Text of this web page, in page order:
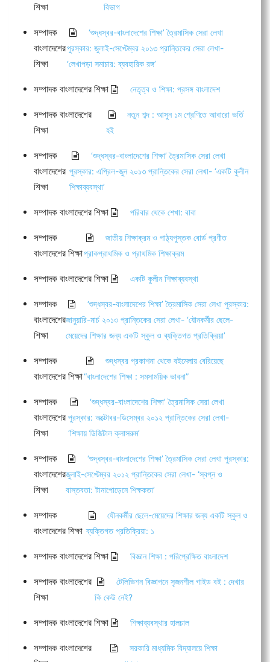
শিক্ষা
বিভাগ
সম্পাদক
বাংলাদেশের
শিক্ষা
‘শুদ্ধস্বর-বাংলাদেশের শিক্ষা’ ত্রৈমাসিক সেরা লেখা
পুরস্কার: জুলাই-সেপ্টেম্বর ২০১৩ প্রান্তিকের সেরা লেখা-
‘লেখাপড়া সমাচার: ব্যবহারিক রঙ্গ’
সম্পাদক বাংলাদেশের শিক্ষা নেতৃত্ব ও শিক্ষা: প্রসঙ্গ বাংলাদেশ
সম্পাদক বাংলাদেশের
শিক্ষা
নতুন শব্দ : আসুন ১ম শ্রেণিতে আবারো ভর্তি
হই
সম্পাদক
বাংলাদেশের
শিক্ষা
‘শুদ্ধস্বর-বাংলাদেশের শিক্ষা’ ত্রৈমাসিক সেরা লেখা
পুরস্কার: এপ্রিল-জুন ২০১৩ প্রান্তিকের সেরা লেখা- ‘একটি কুলীন
শিক্ষাব্যবস্থা’
সম্পাদক বাংলাদেশের শিক্ষা পরিবার থেকে শেখা: বাবা
সম্পাদক
বাংলাদেশের শিক্ষা
জাতীয় শিক্ষাক্রম ও পাঠ্যপুস্তক বোর্ড প্রণীত
প্রাকপ্রাথমিক ও প্রাথমিক শিক্ষাক্রম
সম্পাদক বাংলাদেশের শিক্ষা একটি কুলীন শিক্ষাব্যবস্থা
সম্পাদক
বাংলাদেশের
শিক্ষা
‘শুদ্ধস্বর-বাংলাদেশের শিক্ষা’ ত্রৈমাসিক সেরা লেখা পুরস্কার:
জানুয়ারি-মার্চ ২০১৩ প্রান্তিকের সেরা লেখা- ‘যৌনকর্মীর ছেলে-
মেয়েদের শিক্ষার জন্য একটি স্কুল ও ব্যক্তিগত প্রতিক্রিয়া’
সম্পাদক
বাংলাদেশের শিক্ষা
শুদ্ধস্বর প্রকাশনা থেকে বইমেলায় বেরিয়েছে
“বাংলাদেশের শিক্ষা : সমসাময়িক ভাবনা”
সম্পাদক
বাংলাদেশের
শিক্ষা
‘শুদ্ধস্বর-বাংলাদেশের শিক্ষা’ ত্রৈমাসিক সেরা লেখা
পুরস্কার: অক্টোবর-ডিসেম্বর ২০১২ প্রান্তিকের সেরা লেখা-
‘শিক্ষায় ডিজিটাল ক্লাসরুম’
সম্পাদক
বাংলাদেশের
শিক্ষা
‘শুদ্ধস্বর-বাংলাদেশের শিক্ষা’ ত্রৈমাসিক সেরা লেখা পুরস্কার:
জুলাই-সেপ্টেম্বর ২০১২ প্রান্তিকের সেরা লেখা- ‘স্বপ্ন ও
বাস্তবতা: টানাপোড়েনে শিক্ষকতা’
সম্পাদক
বাংলাদেশের শিক্ষা
যৌনকর্মীর ছেলে-মেয়েদের শিক্ষার জন্য একটি স্কুল ও
ব্যক্তিগত প্রতিক্রিয়া: ১
সম্পাদক বাংলাদেশের শিক্ষা বিজ্ঞান শিক্ষা : পরিপ্রেক্ষিত বাংলাদেশ
সম্পাদক বাংলাদেশের
শিক্ষা
টেলিভিশন বিজ্ঞাপনে সৃজনশীল গাইড বই : দেখার
কি কেউ নেই?
সম্পাদক বাংলাদেশের শিক্ষা শিক্ষাব্যবস্থার হালচাল
সম্পাদক বাংলাদেশের
সরকারি মাধ্যমিক বিদ্যালয়ে শিক্ষা